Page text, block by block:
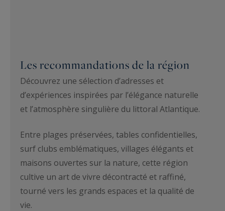
Les recommandations de la région
Découvrez une sélection d’adresses et
d’expériences inspirées par l’élégance naturelle
et l’atmosphère singulière du littoral Atlantique.
Entre plages préservées, tables confidentielles,
surf clubs emblématiques, villages élégants et
maisons ouvertes sur la nature, cette région
cultive un art de vivre décontracté et raffiné,
tourné vers les grands espaces et la qualité de
vie.